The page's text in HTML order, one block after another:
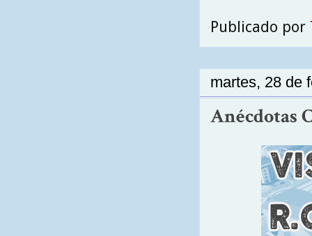
Publicado por
martes, 28 de
Anécdotas